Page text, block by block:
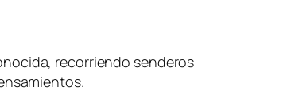
recorriendo senderos